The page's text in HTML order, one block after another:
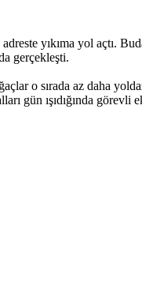
yıkıma yol açtı.
gerçekleşti.
o sırada az daha
gün ışıdığında